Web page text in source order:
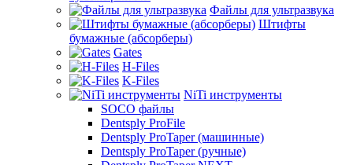
Файлы для ультразвука
Штифты
бумажные (абсорберы)
Gates
H-Files
K-Files
NiTi инструменты
SOCO файлы
Dentsply ProFile
Dentsply ProTaper (машинные)
Dentsply ProTaper (ручные)